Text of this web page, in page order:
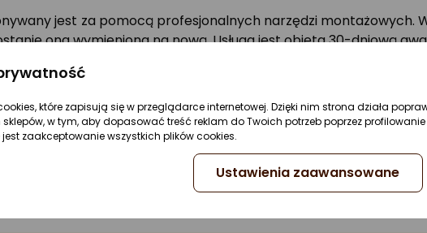
jest za pomocą profesjonalnych narzędzi montażowych.
ona wymieniona na nową. Usługa jest objęta 30-dniową
swojego sprzętu bez niepotrzebnych nerwów i
które zapisują się w przeglądarce internetowej. Dzięki nim strona działa
w tym, aby dopasować treść reklam do Twoich potrzeb poprzez
zaakceptowanie wszystkich plików cookies.
Ustawienia zaawansowane